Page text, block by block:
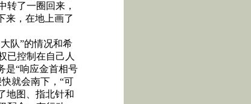
转了一圈回来，
来，在地上画了
队”的情况和希
已控制在自己人
是“响应金首相号
就会南下，“可
地图、指北针和